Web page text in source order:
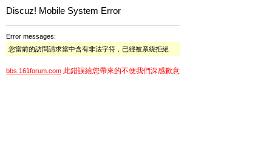
Discuz! Mobile System Error
Error messages:
您當前的訪問請求當中含有非法字符，已經被系統拒絕
bbs.161forum.com 此錯誤給您帶來的不便我們深感歉意